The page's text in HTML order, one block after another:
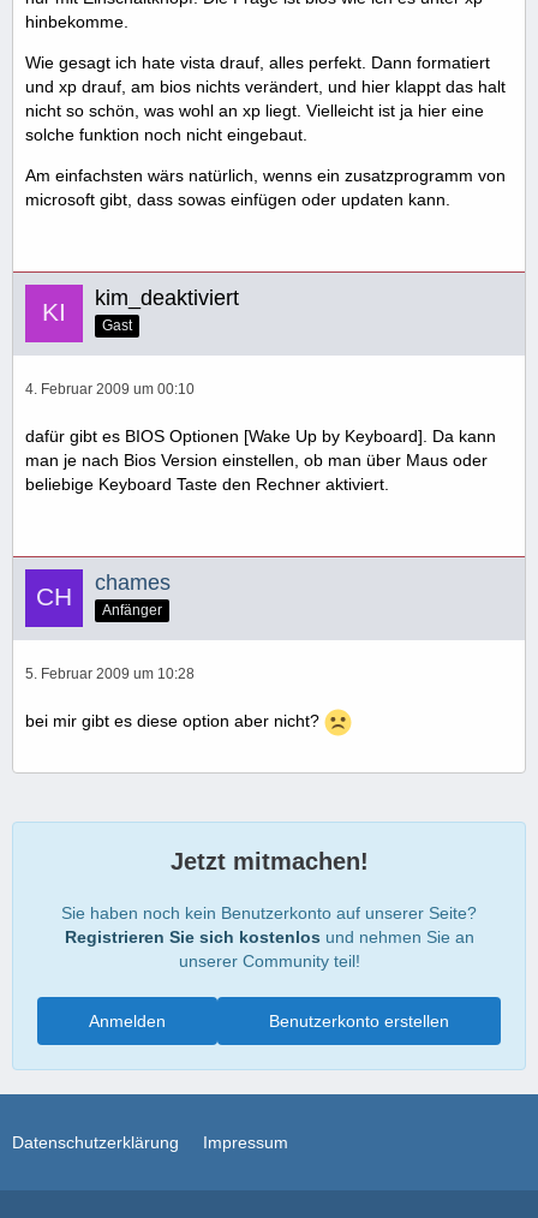
hinbekomme.
Wie gesagt ich hate vista drauf, alles perfekt. Dann formatiert
und xp drauf, am bios nichts verändert, und hier klappt das halt
nicht so schön, was wohl an xp liegt. Vielleicht ist ja hier eine
solche funktion noch nicht eingebaut.
Am einfachsten wärs natürlich, wenns ein zusatzprogramm von
microsoft gibt, dass sowas einfügen oder updaten kann.
kim_deaktiviert
Gast
4. Februar 2009 um 00:10
dafür gibt es BIOS Optionen [Wake Up by Keyboard]. Da kann
man je nach Bios Version einstellen, ob man über Maus oder
beliebige Keyboard Taste den Rechner aktiviert.
chames
Anfänger
5. Februar 2009 um 10:28
bei mir gibt es diese option aber nicht?
Jetzt mitmachen!
Sie haben noch kein Benutzerkonto auf unserer Seite?
Registrieren Sie sich kostenlos und nehmen Sie an
unserer Community teil!
Benutzerkonto erstellen
Anmelden
Datenschutzerklärung Impressum